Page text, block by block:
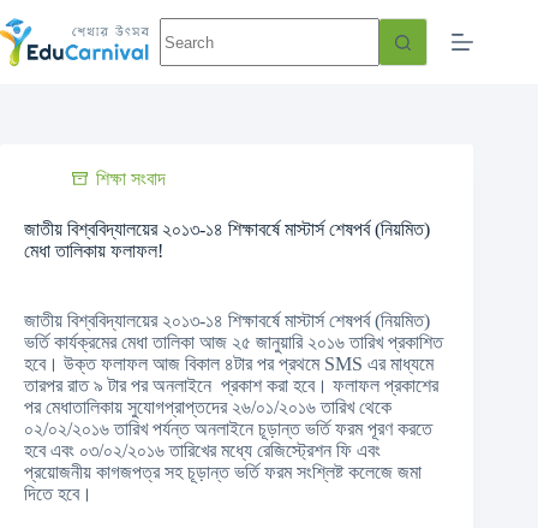
শিক্ষা সংবাদ
জাতীয় বিশ্ববিদ্যালয়ের ২০১৩-১৪ শিক্ষাবর্ষে মাস্টার্স শেষপর্ব (নিয়মিত)
মেধা তালিকায় ফলাফল!
জাতীয় বিশ্ববিদ্যালয়ের ২০১৩-১৪ শিক্ষাবর্ষে মাস্টার্স শেষপর্ব (নিয়মিত)
ভর্তি কার্যক্রমের মেধা তালিকা আজ ২৫ জানুয়ারি ২০১৬ তারিখ প্রকাশিত
হবে। উক্ত ফলাফল আজ বিকাল ৪টার পর প্রথমে SMS এর মাধ্যমে
তারপর রাত ৯ টার পর অনলাইনে প্রকাশ করা হবে। ফলাফল প্রকাশের
পর মেধাতালিকায় সুযোগপ্রাপ্তদের ২৬/০১/২০১৬ তারিখ থেকে
০২/০২/২০১৬ তারিখ পর্যন্ত অনলাইনে চূড়ান্ত ভর্তি ফরম পূরণ করতে
হবে এবং ০৩/০২/২০১৬ তারিখের মধ্যে রেজিস্ট্রেশন ফি এবং
প্রয়োজনীয় কাগজপত্র সহ চূড়ান্ত ভর্তি ফরম সংশ্লিষ্ট কলেজে জমা
দিতে হবে।